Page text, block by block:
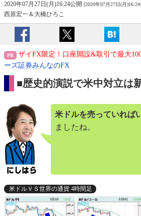
2020年07月27日(月)16:24公開 [2020年07月27日(月
西原宏一＆大橋ひろこ
ザイFX限定！口座開設&取引で最大
ーズ証券みんなのFX
■歴史的演説で米中対立は
米ドルを売っていれば
ましたね。
米ドルＶＳ世界の通貨 4時間足